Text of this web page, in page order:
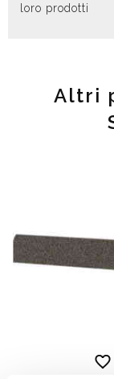
loro prodotti
Altri